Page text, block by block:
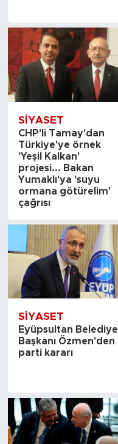
SİYASET
CHP'li Tamay'dan
Türkiye'ye örnek
'Yeşil Kalkan'
projesi... Bakan
Yumaklı'ya 'suyu
ormana götürelim'
çağrısı
SİYASET
Eyüpsultan Belediye
Başkanı Özmen'den
parti kararı